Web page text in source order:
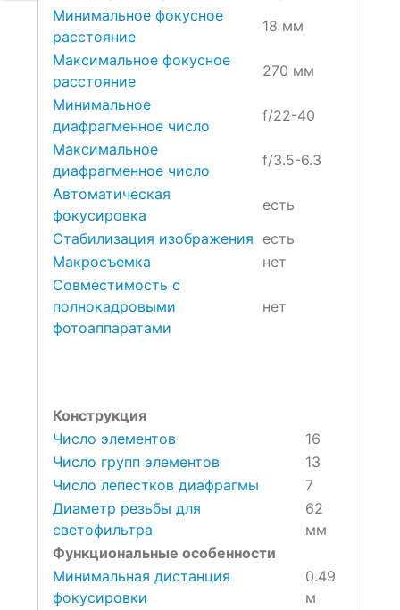
Минимальное фокусное
расстояние
18 мм
Максимальное фокусное
расстояние
270 мм
Минимальное
диафрагменное число
f/22-40
Максимальное
диафрагменное число
f/3.5-6.3
Автоматическая
фокусировка
есть
Стабилизация изображения есть
Макросъемка
нет
Совместимость с
полнокадровыми
фотоаппаратами
нет
Конструкция
Число элементов
16
Число групп элементов
13
Число лепестков диафрагмы
7
Диаметр резьбы для
светофильтра
62
мм
Функциональные особенности
Минимальная дистанция
фокусировки
0.49
м